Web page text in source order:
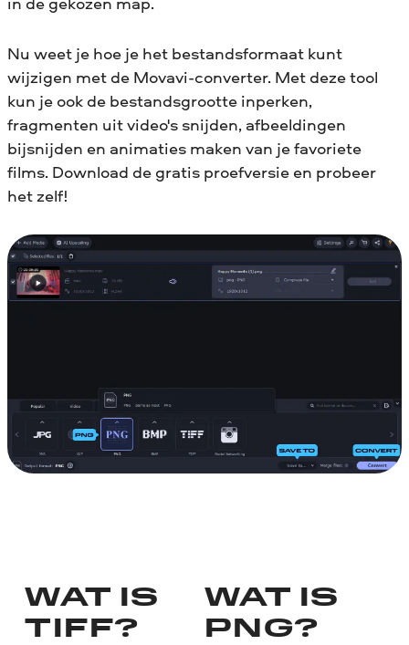
Nu weet je hoe je het bestandsformaat kunt
wijzigen met de Movavi-converter. Met deze tool
kun je ook de bestandsgrootte inperken,
fragmenten uit video's snijden, afbeeldingen
bijsnijden en animaties maken van je favoriete
films. Download de gratis proefversie en probeer
het zelf!
WAT IS
TIFF?
WAT IS
PNG?